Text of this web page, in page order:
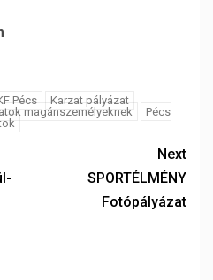
Pécs
Karzat pályázat
magánszemélyeknek
Pécs
Next
SPORTÉLMÉNY
Fotópályázat